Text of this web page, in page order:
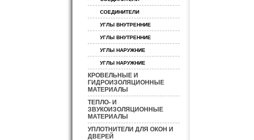
СОЕДИНИТЕЛИ
УГЛЫ ВНУТРЕННИЕ
УГЛЫ ВНУТРЕННИЕ
УГЛЫ НАРУЖНИЕ
УГЛЫ НАРУЖНИЕ
КРОВЕЛЬНЫЕ И
ГИДРОИЗОЛЯЦИОННЫЕ
МАТЕРИАЛЫ
ТЕПЛО- И
ЗВУКОИЗОЛЯЦИОННЫЕ
МАТЕРИАЛЫ
УПЛОТНИТЕЛИ ДЛЯ ОКОН И
ДВЕРЕЙ